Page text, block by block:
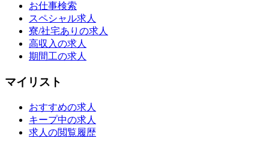
お仕事検索
スペシャル求人
寮/社宅ありの求人
高収入の求人
期間工の求人
マイリスト
おすすめの求人
キープ中の求人
求人の閲覧履歴